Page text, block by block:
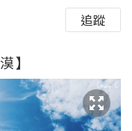
追蹤
】